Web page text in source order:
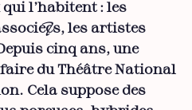
qui l’habitent : les
les artistes
cinq ans, une
du Théâtre National
Cela suppose des